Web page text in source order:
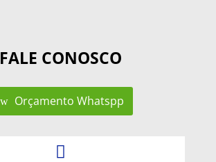
FALE CONOSCO
Orçamento Whatspp
